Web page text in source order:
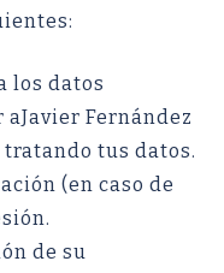
los datos
Fernández
tratando tus datos.
(en caso de
de su